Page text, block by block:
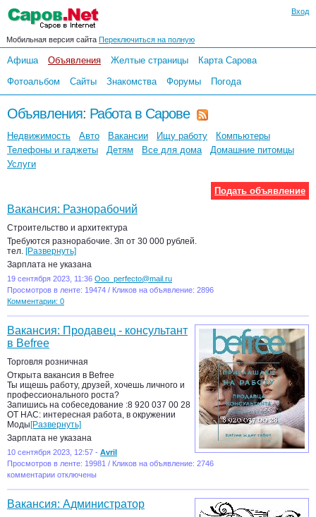
Вход
Мобильная версия сайта Переключиться на полную
Афиша Объявления Желтые страницы
Карта Сарова
Фотоальбом
Сайты Знакомства Форумы Погода
Объявления: Работа в Сарове
Недвижимость Авто Вакансии Ищу работу
Компьютеры
Телефоны и гаджеты
Детям Все для дома
Домашние питомцы
Услуги
Подать объявление
Вакансия: Разнорабочий
Строительство и архитектура
Требуются разнорабочие. Зп от 30 000 рублей.
тел. [Развернуть]
Зарплата не указана
19 сентября 2023, 11:36 Ooo_perfecto@mail.ru
Просмотров в ленте: 19474 / Кликов на объявление: 2896
Комментарии: 0
Вакансия: Продавец - консультант
в Befree
Торговля розничная
Открыта вакансия в Befree
Ты ищешь работу, друзей, хочешь личного и
профессионального роста?
Запишись на собеседование :8 920 037 00 28
ОТ НАС: интересная работа, в окружении
Моды[Развернуть]
Зарплата не указана
10 сентября 2023, 12:57 - Avril
Просмотров в ленте: 19981 / Кликов на объявление: 2746
комментарии отключены
Вакансия: Администратор